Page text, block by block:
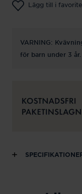
Lägg till i
VARNING:
för barn under 3 år.